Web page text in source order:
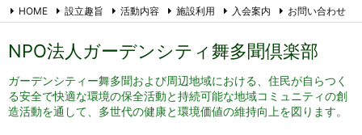
NPO法人ガーデンシティ舞多聞倶楽部
ガーデンシティー舞多聞および周辺地域における、住民が自らつく
る安全で快適な環境の保全活動と持続可能な地域コミュニティの創
造活動を通して、多世代の健康と環境価値の維持向上を図ります。
HOME 設立趣旨 活動内容 施設利用 入会案内
お問い合わせ